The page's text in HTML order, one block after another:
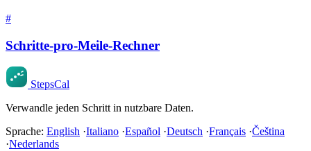
#
Schritte-pro-Meile-Rechner
StepsCal
Verwandle jeden Schritt in nutzbare Daten.
Sprache: English ·Italiano ·Español ·Deutsch ·Français ·Čeština
·Nederlands